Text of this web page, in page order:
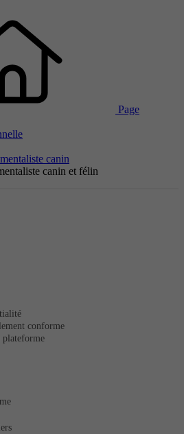
Page
canin
canin et félin
conforme
plateforme